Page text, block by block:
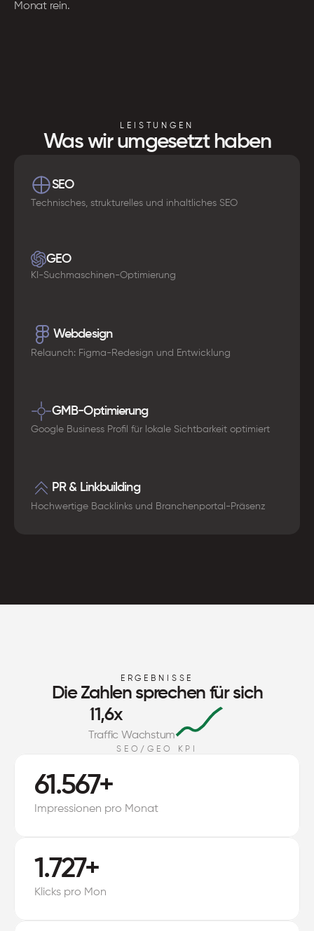
Monat rein.
LEISTUNGEN
Was wir umgesetzt haben
SEO
Technisches, strukturelles und inhaltliches SEO
GEO
KI-Suchmaschinen-Optimierung
Webdesign
Relaunch: Figma-Redesign und Entwicklung
GMB-Optimierung
Google Business Profil für lokale Sichtbarkeit optimiert
PR & Linkbuilding
Hochwertige Backlinks und Branchenportal-Präsenz
ERGEBNISSE
Die Zahlen sprechen für sich
11,6x
Traffic Wachstum
SEO/GEO KPI
61.567+
Impressionen pro Monat
1.727+
Klicks pro Mon